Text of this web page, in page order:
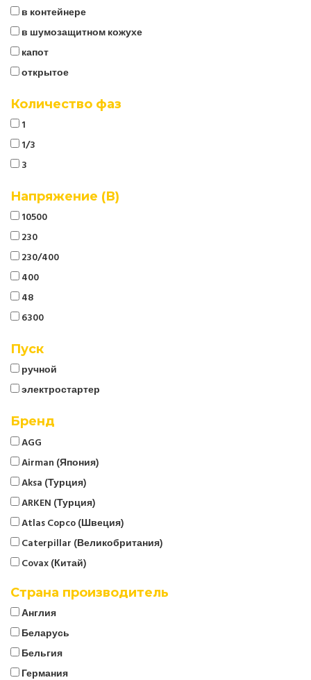
в контейнере
в шумозащитном кожухе
капот
открытое
Количество фаз
1
1/3
3
Напряжение (В)
10500
230
230/400
400
48
6300
Пуск
ручной
электростартер
Бренд
AGG
Airman (Япония)
Aksa (Турция)
ARKEN (Турция)
Atlas Copco (Швеция)
Caterpillar (Великобритания)
Covax (Китай)
Cummins (Великобритания)
Страна производитель
Англия
Беларусь
Бельгия
Германия